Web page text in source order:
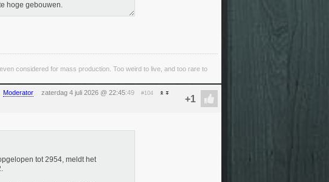
hoge gebouwen.
considered for mass production. Too weird to live, and too rare to
Moderator zaterdag 4 juli 2026 @ 22:45:49 #104
tot 2954, meldt het